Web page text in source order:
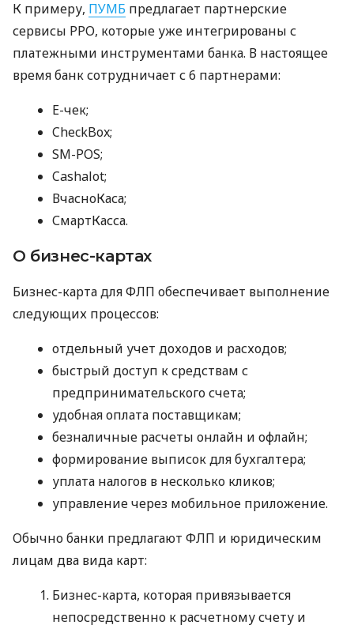
К примеру, ПУМБ предлагает партнерские
сервисы РРО, которые уже интегрированы с
платежными инструментами банка. В настоящее
время банк сотрудничает с 6 партнерами:
E-чек;
CheckBox;
SM-POS;
Cashalot;
ВчасноКаса;
СмартКасса.
О бизнес-картах
Бизнес-карта для ФЛП обеспечивает выполнение
следующих процессов:
отдельный учет доходов и расходов;
быстрый доступ к средствам с
предпринимательского счета;
удобная оплата поставщикам;
безналичные расчеты онлайн и офлайн;
формирование выписок для бухгалтера;
уплата налогов в несколько кликов;
управление через мобильное приложение.
Обычно банки предлагают ФЛП и юридическим
лицам два вида карт:
Бизнес-карта, которая привязывается
непосредственно к расчетному счету и